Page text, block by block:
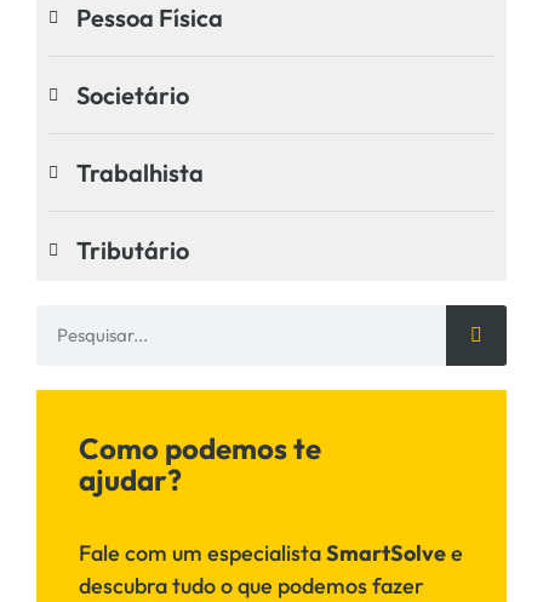
Pessoa Física
Societário
Trabalhista
Tributário
Como podemos te
ajudar?
Fale com um especialistaSmartSolvee
descubra tudo o que podemos fazer